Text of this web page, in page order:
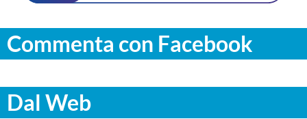
Commenta con Facebook
Dal Web